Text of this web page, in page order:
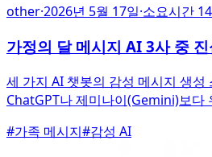
other·2026년 5월 17일·소요시간
가정의 달 메시지 AI 3사 중
세 가지 AI 챗봇의 감성 메시지 생
ChatGPT나 제미나이(Gemini)보다
#가족 메시지#감성 AI